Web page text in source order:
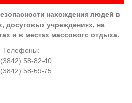
нахождения людей в
досуговых учреждениях, на
и в местах массового отдыха.
Телефоны:
58-82-40
58-69-75